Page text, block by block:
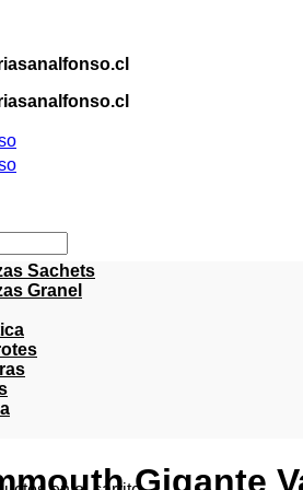
Sachets
Granel
Gigante